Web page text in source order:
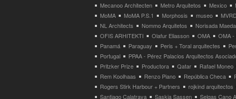
Mecanoo Architecten
Metro Arquitetos Mexico
MoMA
MoMA P.S.1 Morphosis museo
NL Architects
Nommo Arquitetos Norisada Maeda
OFIS ARHITEKTI
Olafur Eliasson OMA OMA -
Panamá
Paraguay Peris + Toral arquitectes
Portugal
PPAA - Pérez Palacios Arquitectos
Pritzker Prize
Productora Qatar Rafael Moneo
Rem Koolhaas
Renzo Piano República Checa
Rogers Stirk Harbour + Partners
rojkind arquitectos
Santiago Calatrava
Saskia Sassen Selgas Cano